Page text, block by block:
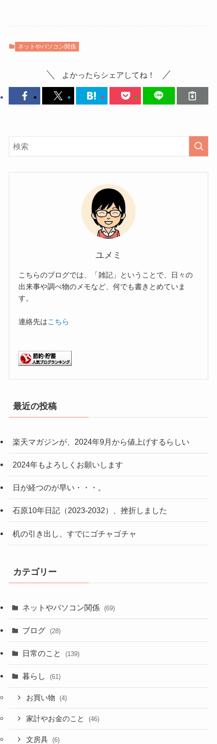
ネットやパソコン関係
よかったらシェアしてね！
ユメミ
こちらのブログでは、「雑記」ということで、日々の
出来事や調べ物のメモなど、何でも書きとめていま
す。
連絡先はこちら
最近の投稿
楽天マガジンが、2024年9月から値上げするらしい
2024年もよろしくお願いします
日が経つのが早い・・・。
石原10年日記（2023-2032）、挫折しました
机の引き出し、すでにゴチャゴチャ
カテゴリー
ネットやパソコン関係 (69)
ブログ (28)
日常のこと (139)
暮らし (61)
お買い物 (4)
家計やお金のこと (46)
文房具 (6)